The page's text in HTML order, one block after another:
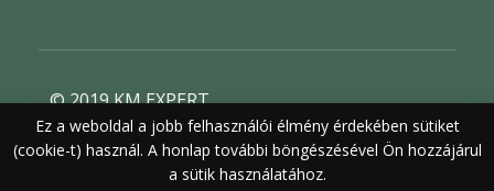
© 2019 KM EXPERT
Általános szerződési feltételek
Felhasználási feltételek
Adatvédelem
Ez a weboldal a jobb felhasználói élmény érdekében sütiket
(cookie-t) használ. A honlap további böngészésével Ön hozzájárul
a sütik használatához.